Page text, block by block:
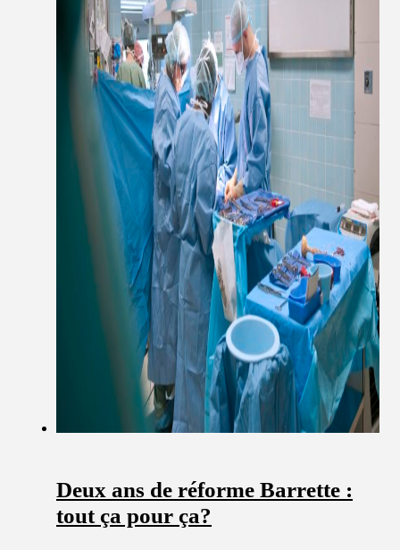
Deux ans de réforme Barrette :
tout ça pour ça?